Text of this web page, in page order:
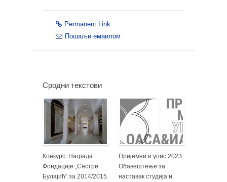
Permanent Link
Пошаљи емаилом
Сродни текстови
Конкурс: Награда
Фондације „Сестре
Булајић“ за 2014/2015.
Пријемни и упис 2023:
Обавештење за
наставак студија и